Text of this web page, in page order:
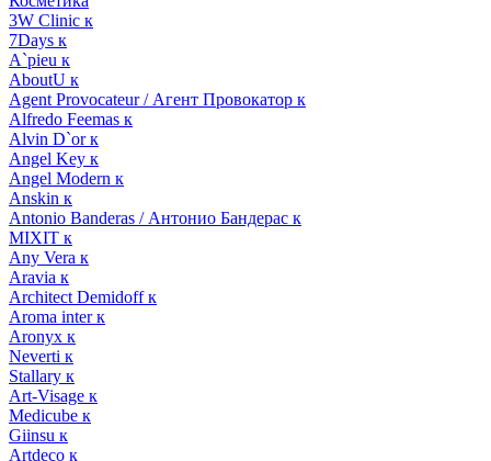
3W Clinic к
7Days к
A`pieu к
AboutU к
Agent Provocateur / Агент Провокатор к
Alfredo Feemas к
Alvin D`or к
Angel Key к
Angel Modern к
Anskin к
Antonio Banderas / Антонио Бандерас к
MIXIT к
Any Vera к
Aravia к
Architect Demidoff к
Aroma inter к
Aronyx к
Neverti к
Stallary к
Art-Visage к
Medicube к
Giinsu к
Artdeco к